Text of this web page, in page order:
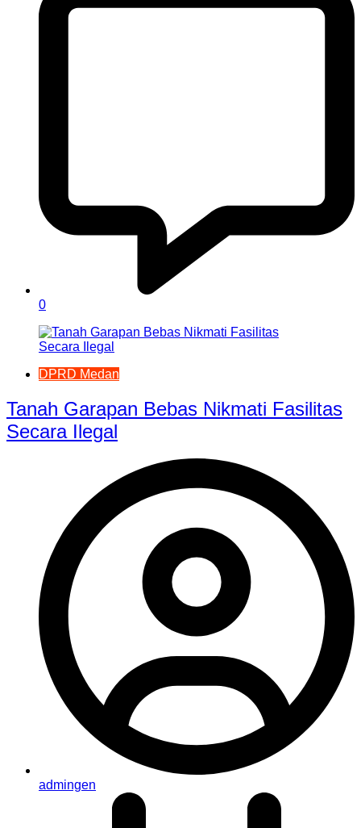
0
DPRD Medan
Tanah Garapan Bebas Nikmati Fasilitas
Secara Ilegal
admingen